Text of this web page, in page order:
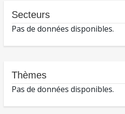
Secteurs
Pas de données disponibles.
Thèmes
Pas de données disponibles.